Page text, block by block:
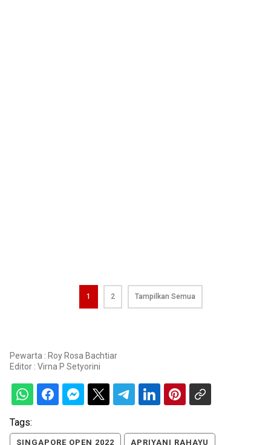
1 2 Tampilkan Semua
Pewarta : Roy Rosa Bachtiar
Editor : Virna P Setyorini
Tags:
SINGAPORE OPEN 2022 APRIYANI RAHAYU